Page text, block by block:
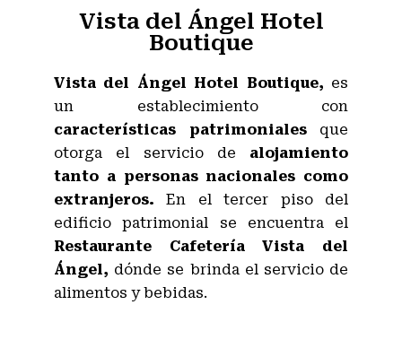
Vista del Ángel Hotel
Boutique
Vista del Ángel Hotel Boutique, es
un establecimiento con
características patrimonialesque
otorga el servicio de alojamiento
tanto a personas nacionales como
extranjeros. En el tercer piso del
edificio patrimonial se encuentra el
Restaurante Cafetería Vista del
Ángel, dónde se brinda el servicio de
alimentos y bebidas.